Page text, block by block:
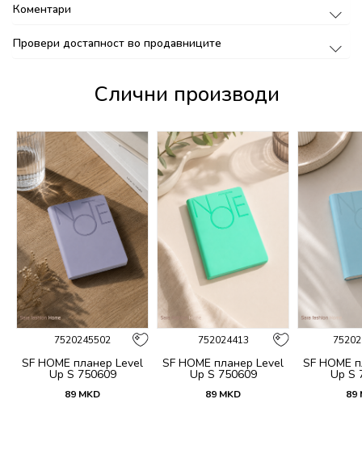
Коментари
Провери достапност во продавниците
Слични производи
7520245502
SF HOME планер Level
Up S 750609
89 MKD
752024413
SF HOME планер Level
Up S 750609
89 MKD
SF HOME
Up S
89